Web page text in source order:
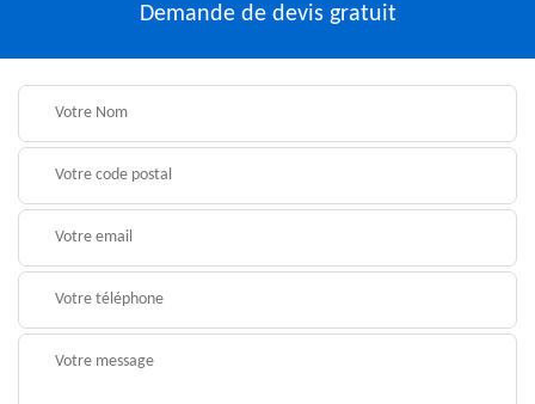
Demande de devis gratuit